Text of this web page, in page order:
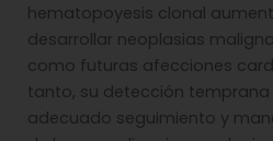
hematopoyesis clonal
desarrollar neoplasias
como futuras afecciones
tanto, su detección temprana
adecuado seguimiento y